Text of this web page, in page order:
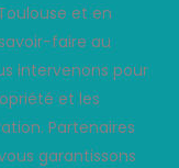
et en
faire au
intervenons pour
et les
Partenaires
garantissons